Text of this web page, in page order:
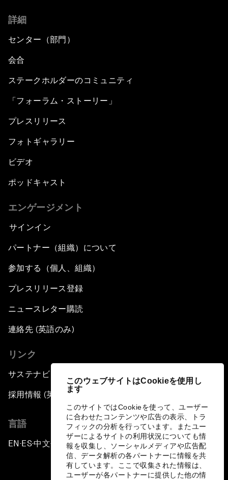
このウェブサイトはCookieを使用し
ます
このサイトではCookieを使って、ユーザー
に合わせたコンテンツや広告の表示、トラ
フィックの分析を行っています。またユー
ザーによるサイトの利用状況についても情
報を収集し、ソーシャルメディアや広告配
信、データ解析の各パートナーに情報を共
有しています。ここで収集された情報は、
ユーザーが各パートナーに提供した他の情
詳細
センター（部門）
会合
ステークホルダーのコミュニティ
「フォーラム・ストーリー」
プレスリリース
フォトギャラリー
ビデオ
ポッドキャスト
エンゲージメント
サインイン
パートナー（組織）について
参加する（個人、組織）
プレスリリース登録
ニュースレター購読
連絡先 (英語のみ)
リンク
サステナビリティへの取り組み
採用情報 (英語のみ)
言語
EN ▪ES▪中文▪ 日本語